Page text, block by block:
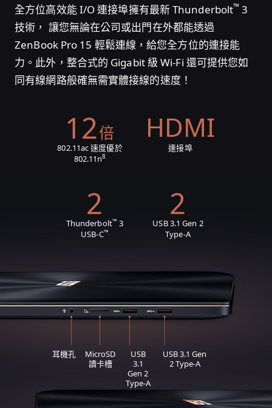
全方位高效能 I/O 連接埠擁有最新 Thunderbolt™ 3
技術， 讓您無論在公司或出門在外都能透過
ZenBook Pro 15 輕鬆連線，給您全方位的連接能
力。此外，整合式的 Gigabit 級 Wi-Fi 還可提供您如
同有線網路般確無需實體接線的速度！
12倍
802.11ac 速度優於
802.11n8
HDMI
連接埠
2
Thunderbolt™ 3
USB-C™
2
USB 3.1 Gen 2
Type-A
耳機孔
MicroSD
讀卡槽
USB
3.1
Gen 2
Type-A
USB 3.1 Gen
2 Type-A